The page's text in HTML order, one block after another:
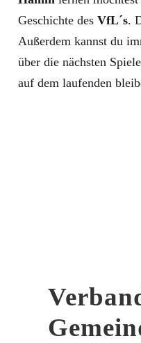
Geschichte des VfL´s.
Außerdem kannst du
über die nächsten
auf dem laufenden